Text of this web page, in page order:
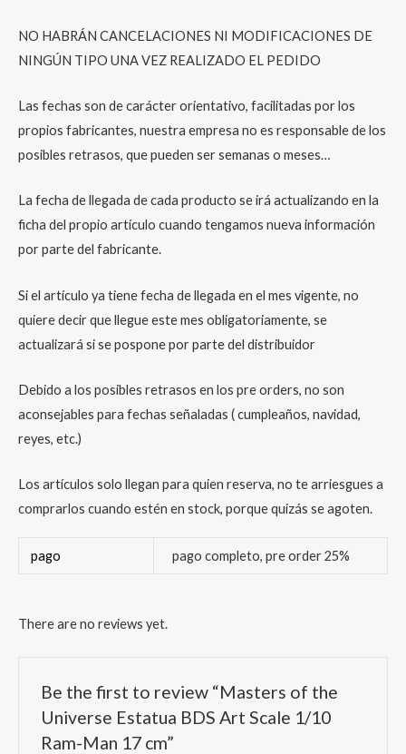
NO HABRÁN CANCELACIONES NI MODIFICACIONES DE
NINGÚN TIPO UNA VEZ REALIZADO EL PEDIDO
Las fechas son de carácter orientativo, facilitadas por los
propios fabricantes, nuestra empresa no es responsable de los
posibles retrasos, que pueden ser semanas o meses…
La fecha de llegada de cada producto se irá actualizando en la
ficha del propio artículo cuando tengamos nueva información
por parte del fabricante.
Si el artículo ya tiene fecha de llegada en el mes vigente, no
quiere decir que llegue este mes obligatoriamente, se
actualizará si se pospone por parte del distribuidor
Debido a los posibles retrasos en los pre orders, no son
aconsejables para fechas señaladas ( cumpleaños, navidad,
reyes, etc.)
Los artículos solo llegan para quien reserva, no te arriesgues a
comprarlos cuando estén en stock, porque quizás se agoten.
pago pago completo, pre order 25%
There are no reviews yet.
Be the first to review “Masters of the
Universe Estatua BDS Art Scale 1/10
Ram-Man 17 cm”